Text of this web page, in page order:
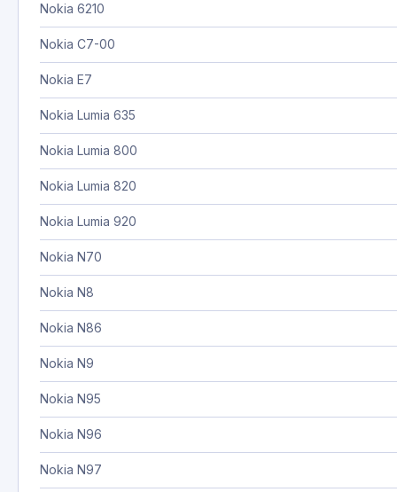
Nokia 6210
Nokia C7-00
Nokia E7
Nokia Lumia 635
Nokia Lumia 800
Nokia Lumia 820
Nokia Lumia 920
Nokia N70
Nokia N8
Nokia N86
Nokia N9
Nokia N95
Nokia N96
Nokia N97